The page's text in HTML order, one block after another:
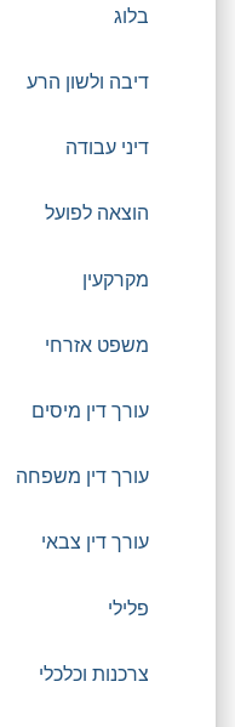
בלוג
דיבה ולשון הרע
דיני עבודה
הוצאה לפועל
מקרקעין
משפט אזרחי
עורך דין מיסים
עורך דין משפחה
עורך דין צבאי
פלילי
צרכנות וכלכלי